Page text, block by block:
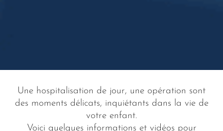
Une hospitalisation de jour, une opération sont
des moments délicats, inquiétants dans la vie de
votre enfant.
Voici quelques informations et vidéos pour